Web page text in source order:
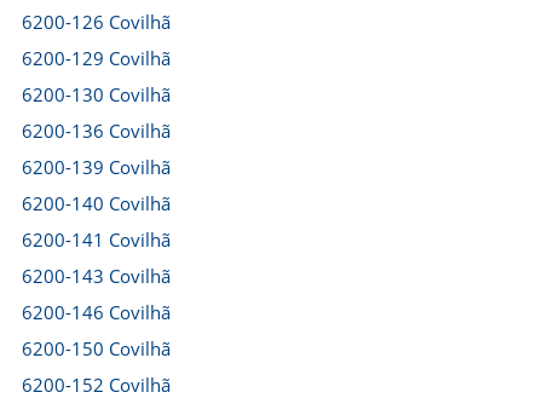
6200-126 Covilhã
6200-129 Covilhã
6200-130 Covilhã
6200-136 Covilhã
6200-139 Covilhã
6200-140 Covilhã
6200-141 Covilhã
6200-143 Covilhã
6200-146 Covilhã
6200-150 Covilhã
6200-152 Covilhã